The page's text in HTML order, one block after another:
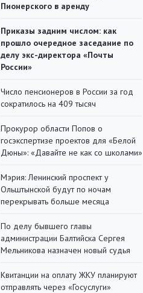
Пионерского в аренду
Приказы задним числом: как
прошло очередное заседание по
делу экс-директора «Почты
России»
Число пенсионеров в России за год
сократилось на 409 тысяч
Прокурор области Попов о
госэкспертизе проектов для «Белой
Дюны»: «Давайте не как со школами»
Мэрия: Ленинский проспект у
Ольштынской будут по ночам
перекрывать больше месяца
По делу бывшего главы
администрации Балтийска Сергея
Мельникова назначен новый судья
Квитанции на оплату ЖКУ планируют
отправлять через «Госуслуги»